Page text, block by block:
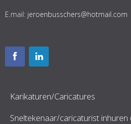
E.mail: jeroenbusschers@hotmail.com
Karikaturen/Caricatures
Sneltekenaar/caricaturist inhuren